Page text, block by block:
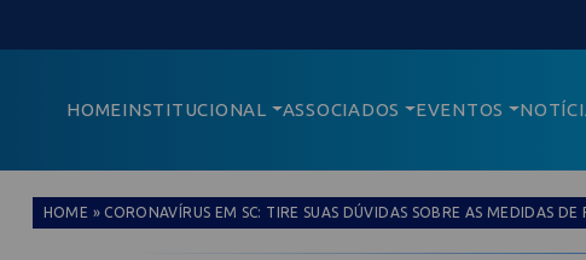
HOMEINSTITUCIONAL ASSOCIADOS EVENTOS
HOME » CORONAVÍRUS EM SC: TIRE SUAS DÚVIDAS SOBRE AS MEDIDAS